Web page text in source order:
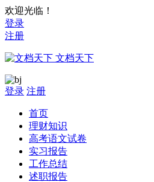
欢迎光临！
登录
注册
文档天下
登录 注册
首页
理财知识
高考语文试卷
实习报告
工作总结
述职报告